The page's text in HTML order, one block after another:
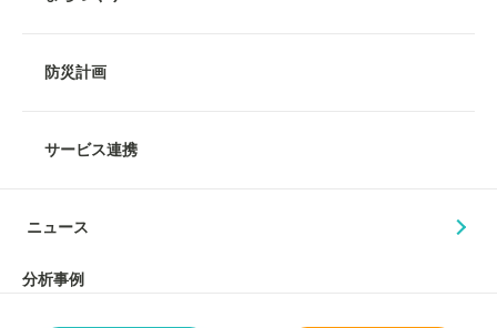
防災計画
サービス連携
ニュース
分析事例